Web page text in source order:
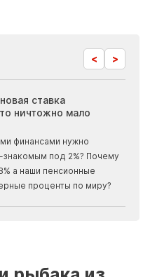
< >
ставка
ничтожно мало
финансами нужно
под 2%? Почему
а наши пенсионные
проценты по миру?